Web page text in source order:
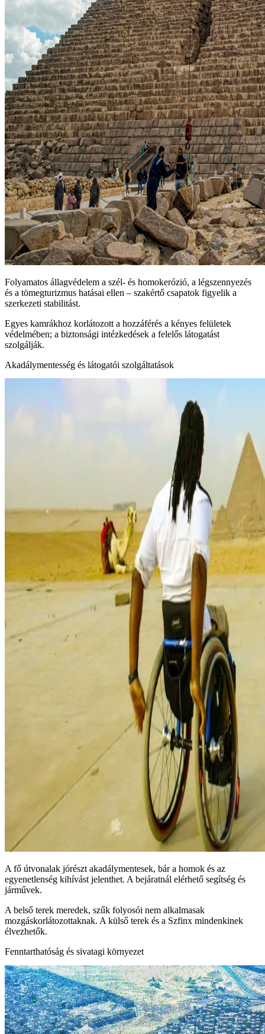
Folyamatos állagvédelem a szél‑ és homokerózió, a légszennyezés
és a tömegturizmus hatásai ellen – szakértő csapatok figyelik a
szerkezeti stabilitást.
Egyes kamrákhoz korlátozott a hozzáférés a kényes felületek
védelmében; a biztonsági intézkedések a felelős látogatást
szolgálják.
Akadálymentesség és látogatói szolgáltatások
A fő útvonalak jórészt akadálymentesek, bár a homok és az
egyenetlenség kihívást jelenthet. A bejáratnál elérhető segítség és
járművek.
A belső terek meredek, szűk folyosói nem alkalmasak
mozgáskorlátozottaknak. A külső terek és a Szfinx mindenkinek
élvezhetők.
Fenntarthatóság és sivatagi környezet